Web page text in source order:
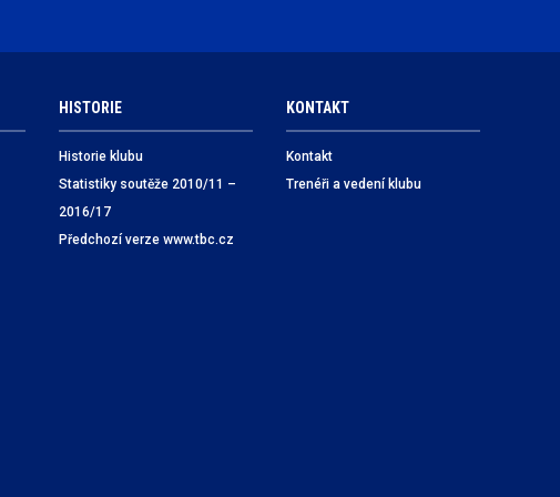
HISTORIE
Historie klubu
Statistiky soutěže 2010/11 –
2016/17
Předchozí verze www.tbc.cz
KONTAKT
Kontakt
Trenéři a vedení klubu